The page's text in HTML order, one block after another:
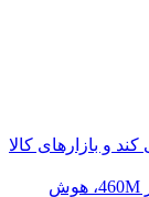
و بازارهای کالا
داده‌های Tether با مدل جدید Vision پارامتر 460M، هوش